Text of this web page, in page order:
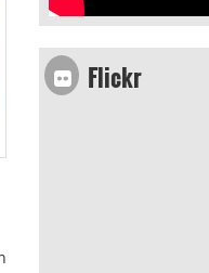
Flickr